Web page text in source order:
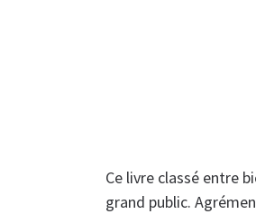
Ce livre classé entre
grand public.